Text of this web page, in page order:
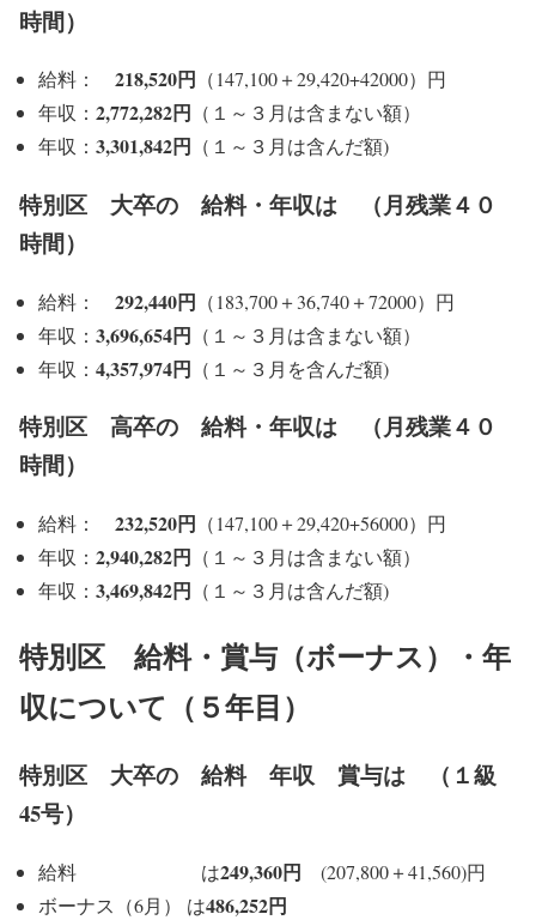
時間）
給料： 218,520円 （147,100＋29,420+42000）円
年収： 2,772,282円 （１～３月は含まない額）
年収： 3,301,842円 （１～３月は含んだ額)
特別区 大卒の 給料・年収は （月残業４０
時間）
給料： 292,440円 （183,700＋36,740＋72000）円
年収： 3,696,654円 （１～３月は含まない額）
年収： 4,357,974円 （１～３月を含んだ額)
特別区 高卒の 給料・年収は （月残業４０
時間）
給料： 232,520円 （147,100＋29,420+56000）円
年収： 2,940,282円 （１～３月は含まない額）
年収： 3,469,842円 （１～３月は含んだ額)
特別区 給料・賞与（ボーナス）・年
収について（５年目）
特別区 大卒の 給料 年収 賞与は （１級
45号）
給料 は249,360円 (207,800＋41,560)円
ボーナス（6月） は486,252円